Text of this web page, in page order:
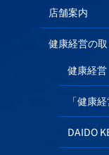
店舗案内
健康経営の
健康経営
「健康
DAIDO